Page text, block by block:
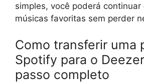
simples, você poderá continuar
músicas favoritas sem perder
Como transferir uma
Spotify para o
passo completo